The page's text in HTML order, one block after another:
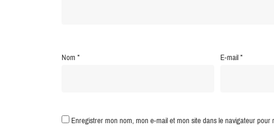
Nom* E-mail*
Enregistrer mon nom, mon e-mail et mon site dans le navigateur